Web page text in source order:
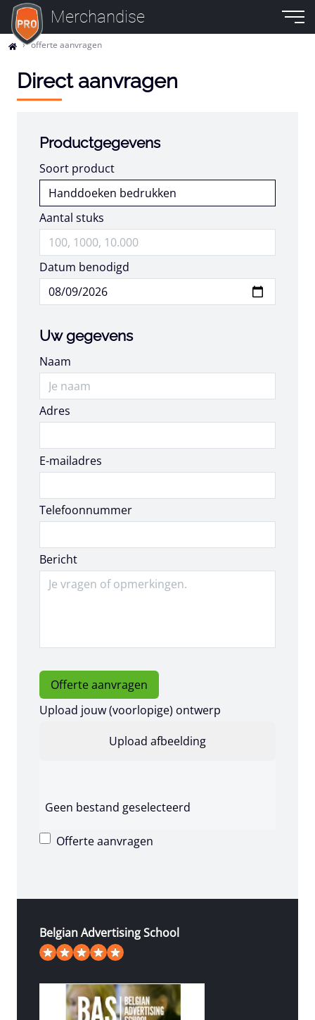
Merchandise
offerte aanvragen
Direct aanvragen
Productgegevens
Soort product
Aantal stuks
Datum benodigd
Uw gegevens
Naam
Adres
E-mailadres
E-mailadres
Telefoonnummer
Bericht
Offerte aanvragen
Upload jouw (voorlopige) ontwerp
Geen bestand geselecteerd
Offerte aanvragen
Belgian Advertising School